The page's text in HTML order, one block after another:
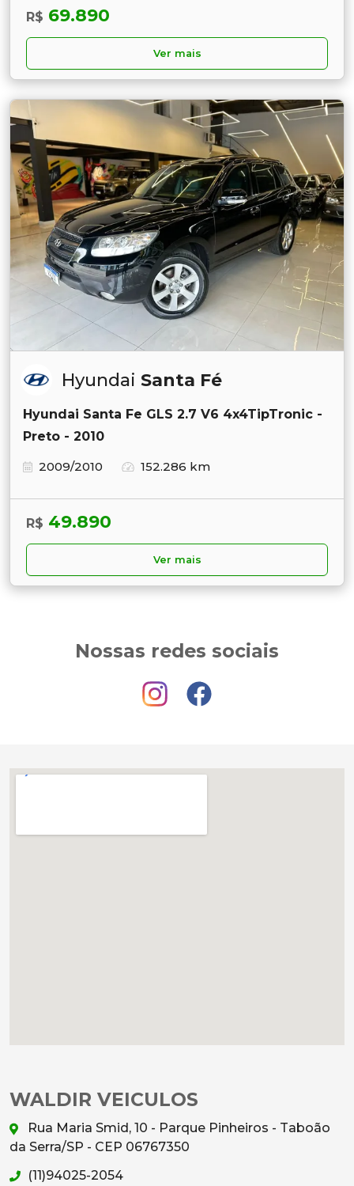
R$ 69.890
Ver mais
Hyundai Santa Fé
Hyundai Santa Fe GLS 2.7 V6 4x4TipTronic -
Preto - 2010
2009/2010
152.286 km
R$ 49.890
Ver mais
Nossas redes sociais
WALDIR VEICULOS
Rua Maria Smid, 10 - Parque Pinheiros - Taboão
da Serra/SP - CEP 06767350
(11)94025-2054